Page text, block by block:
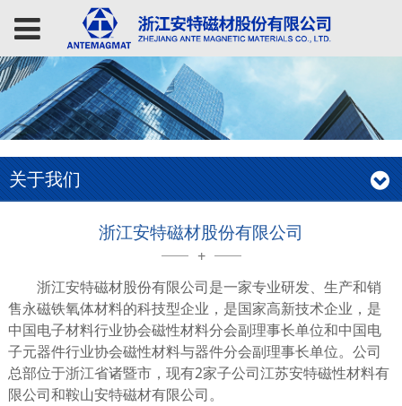
关于我们
浙江安特磁材股份有限公司
+
浙江安特磁材股份有限公司是一家专业研发、生产和销
售永磁铁氧体材料的科技型企业，是国家高新技术企业，是
中国电子材料行业协会磁性材料分会副理事长单位和中国电
子元器件行业协会磁性材料与器件分会副理事长单位。公司
总部位于浙江省诸暨市，现有2家子公司江苏安特磁性材料有
限公司和鞍山安特磁材有限公司。